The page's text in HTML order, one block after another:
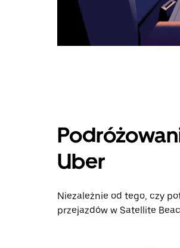
Uber
Niezależnie od tego, czy
przejazdów w Satellite